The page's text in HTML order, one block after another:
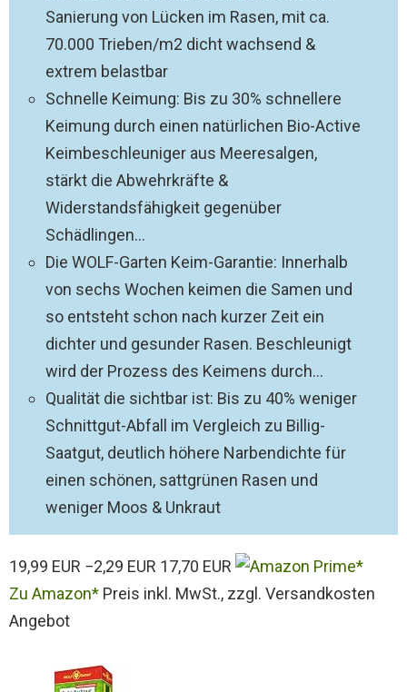
Sanierung von Lücken im Rasen, mit ca.
70.000 Trieben/m2 dicht wachsend &
extrem belastbar
Schnelle Keimung: Bis zu 30% schnellere
Keimung durch einen natürlichen Bio-Active
Keimbeschleuniger aus Meeresalgen,
stärkt die Abwehrkräfte &
Widerstandsfähigkeit gegenüber
Schädlingen...
Die WOLF-Garten Keim-Garantie: Innerhalb
von sechs Wochen keimen die Samen und
so entsteht schon nach kurzer Zeit ein
dichter und gesunder Rasen. Beschleunigt
wird der Prozess des Keimens durch...
Qualität die sichtbar ist: Bis zu 40% weniger
Schnittgut-Abfall im Vergleich zu Billig-
Saatgut, deutlich höhere Narbendichte für
einen schönen, sattgrünen Rasen und
weniger Moos & Unkraut
19,99 EUR −2,29 EUR 17,70 EUR
Zu Amazon
Preis inkl. MwSt., zzgl. Versandkosten
Angebot